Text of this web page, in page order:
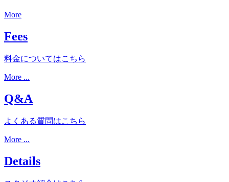
More
Fees
料金についてはこちら
More ...
Q&A
よくある質問はこちら
More ...
Details